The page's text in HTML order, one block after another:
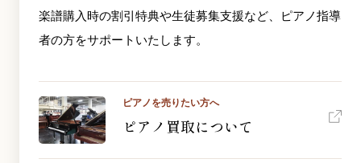
楽譜購入時の割引特典や生徒募集支援など、ピアノ指導
者の方をサポートいたします。
ピアノを売りたい方へ
ピアノ買取について